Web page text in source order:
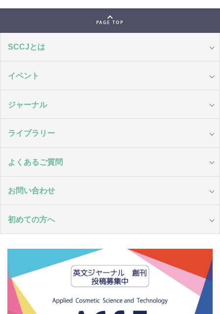
PAGE TOP
SCCJとは
イベント
ジャーナル
ライブラリー
よくあるご質問
お問い合わせ
初めての方へ